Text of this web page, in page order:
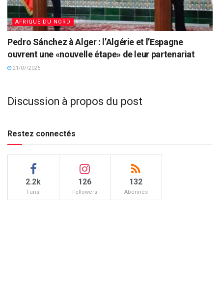
AFRIQUE DU NORD
Pedro Sánchez à Alger : l’Algérie et l’Espagne
ouvrent une «nouvelle étape» de leur partenariat
21/07/2026
Discussion à propos du post
Restez connectés
2.2k
Fans
126
Followers
132
Abonnés